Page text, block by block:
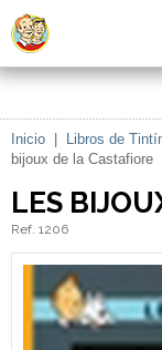
Inicio Libros de
bijoux de la Castafiore
LES
Ref. 1206